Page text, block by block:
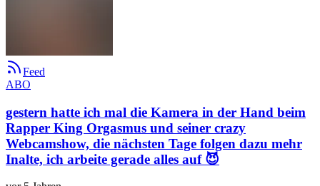
Feed
ABO
gestern hatte ich mal die Kamera in der Hand beim
Rapper King Orgasmus und seiner crazy
Webcamshow, die nächsten Tage folgen dazu mehr
Inalte, ich arbeite gerade alles auf 😈